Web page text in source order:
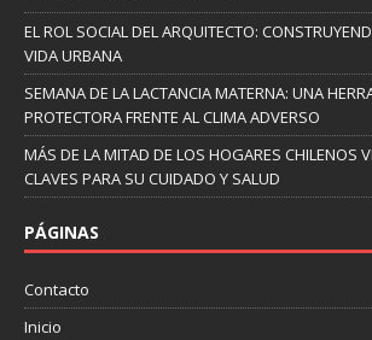
EL ROL SOCIAL DEL ARQUITECTO:
VIDA URBANA
SEMANA DE LA LACTANCIA MATERNA: UNA
PROTECTORA FRENTE AL CLIMA ADVERSO
MÁS DE LA MITAD DE LOS HOGARES CHILENOS
CLAVES PARA SU CUIDADO Y SALUD
PÁGINAS
Contacto
Inicio